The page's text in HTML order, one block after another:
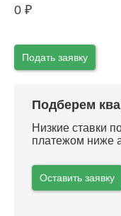
0 ₽
Подать заявку
Подберем
Низкие ставки
платежом ниже
Оставить заявку